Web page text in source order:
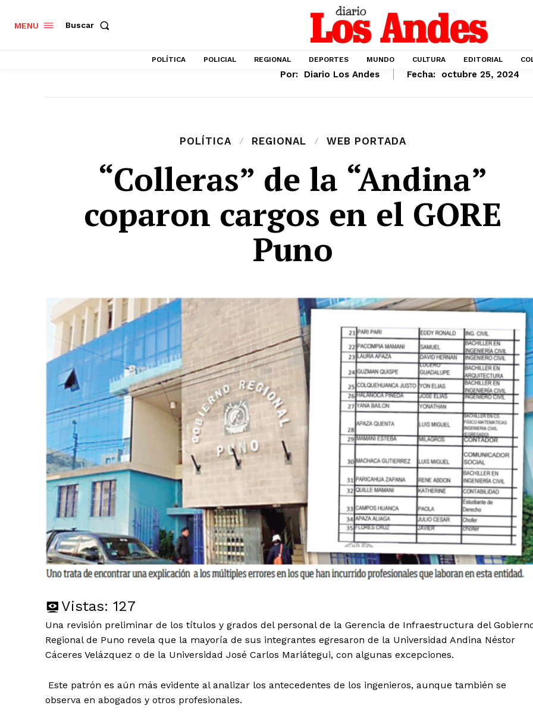
MENU Buscar
POLÍTICA POLICIAL REGIONAL DEPORTES MUNDO CULTURA EDITORIAL
Por: Diario Los Andes Fecha: octubre 25, 2024
POLÍTICA REGIONAL WEB PORTADA
“Colleras” de la “Andina”
coparon cargos en el GORE
Puno
Vistas: 127
Una revisión preliminar de los títulos y grados del personal de la Gerencia de Infraestructura del
Regional de Puno revela que la mayoría de sus integrantes egresaron de la Universidad Andina Néstor
Cáceres Velázquez o de la Universidad José Carlos Mariátegui, con algunas excepciones.
Este patrón es aún más evidente al analizar los antecedentes de los ingenieros, aunque también se
observa en abogados y otros profesionales.